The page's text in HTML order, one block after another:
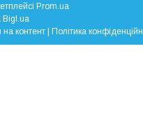
Prom.ua
Bigl.ua
на контент Політика